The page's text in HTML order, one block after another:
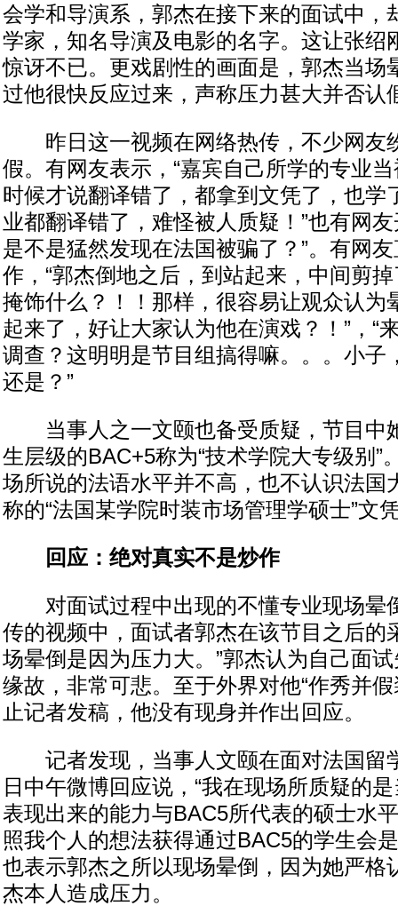
会学和导演系，郭杰在接下来的面试中，
学家，知名导演及电影的名字。这让张绍
惊讶不已。更戏剧性的画面是，郭杰当场
过他很快反应过来，声称压力甚大并否认
昨日这一视频在网络热传，不少网友
假。有网友表示，“嘉宾自己所学的专业
时候才说翻译错了，都拿到文凭了，也学
业都翻译错了，难怪被人质疑！”也有网
是不是猛然发现在法国被骗了？”。有网
作，“郭杰倒地之后，到站起来，中间剪
掩饰什么？！！那样，很容易让观众认为
起来了，好让大家认为他在演戏？！”，“
调查？这明明是节目组搞得嘛。。。小子
还是？”
当事人之一文颐也备受质疑，节目中
生层级的BAC+5称为“技术学院大专级别”
场所说的法语水平并不高，也不认识法国
称的“法国某学院时装市场管理学硕士”文
回应：绝对真实不是炒作
对面试过程中出现的不懂专业现场晕
传的视频中，面试者郭杰在该节目之后的
场晕倒是因为压力大。”郭杰认为自己面
缘故，非常可悲。至于外界对他“作秀并
止记者发稿，他没有现身并作出回应。
记者发现，当事人文颐在面对法国留
日中午微博回应说，“我在现场所质疑的
表现出来的能力与BAC5所代表的硕士水
照我个人的想法获得通过BAC5的学生会
也表示郭杰之所以现场晕倒，因为她严格
杰本人造成压力。